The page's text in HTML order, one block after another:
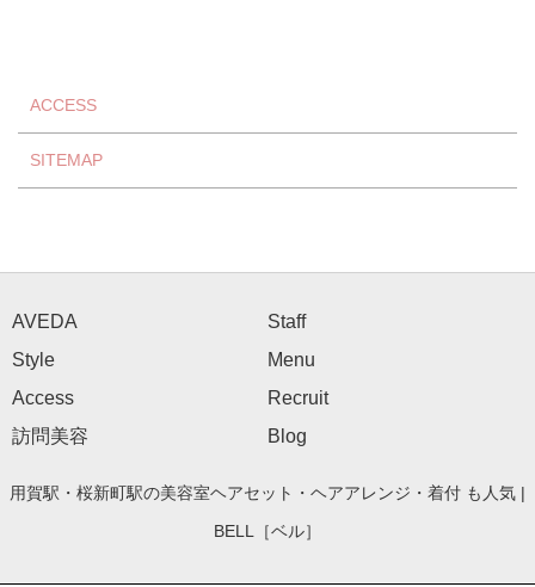
ACCESS
SITEMAP
AVEDA
Staff
Style
Menu
Access
Recruit
訪問美容
Blog
用賀駅・桜新町駅の美容室ヘアセット・ヘアアレンジ・着付 も人気 |
BELL［ベル］